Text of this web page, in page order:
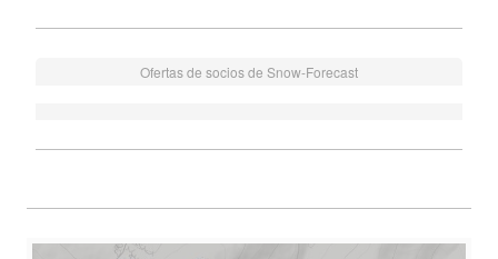
Ofertas de socios de Snow-Forecast